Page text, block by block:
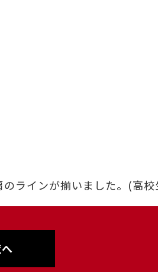
ラインが揃いました。(高